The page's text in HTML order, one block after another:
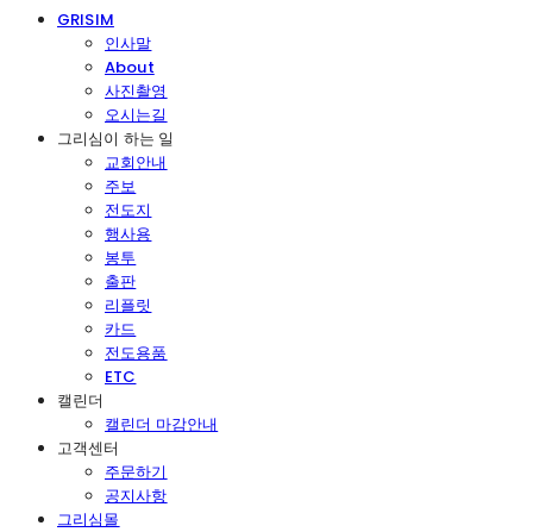
GRISIM
인사말
About
사진촬영
오시는길
그리심이 하는 일
교회안내
주보
전도지
행사용
봉투
출판
리플릿
카드
전도용품
ETC
캘린더
캘린더 마감안내
고객센터
주문하기
공지사항
그리심몰